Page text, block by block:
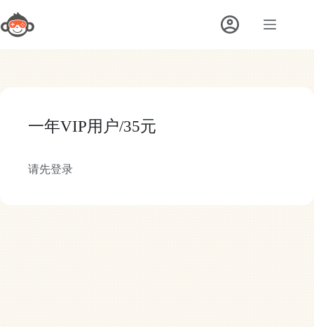
至
内
容
一年VIP用户/35元
请先登录